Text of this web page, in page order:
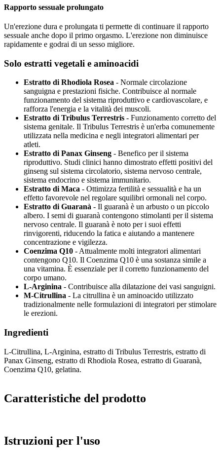
Rapporto sessuale prolungato
Un'erezione dura e prolungata ti permette di continuare il rapporto
sessuale anche dopo il primo orgasmo. L'erezione non diminuisce
rapidamente e godrai di un sesso migliore.
Solo estratti vegetali e aminoacidi
Estratto di Rhodiola Rosea - Normale circolazione
sanguigna e prestazioni fisiche. Contribuisce al normale
funzionamento del sistema riproduttivo e cardiovascolare, e
rafforza l'energia e la vitalità dei muscoli.
Estratto di Tribulus Terrestris - Funzionamento corretto del
sistema genitale. Il Tribulus Terrestris è un'erba comunemente
utilizzata nella medicina e negli integratori alimentari per
atleti.
Estratto di Panax Ginseng - Benefico per il sistema
riproduttivo. Studi clinici hanno dimostrato effetti positivi del
ginseng sul sistema circolatorio, sistema nervoso centrale,
sistema endocrino e sistema immunitario.
Estratto di Maca - Ottimizza fertilità e sessualità e ha un
effetto favorevole nel regolare squilibri ormonali nel corpo.
Estratto di Guaranà - Il guaranà è un arbusto o un piccolo
albero. I semi di guaranà contengono stimolanti per il sistema
nervoso centrale. Il guaranà è noto per i suoi effetti
rinvigorenti, riducendo la fatica e aiutando a mantenere
concentrazione e vigilezza.
Coenzima Q10 - Attualmente molti integratori alimentari
contengono Q10. Il Coenzima Q10 è una sostanza simile a
una vitamina. È essenziale per il corretto funzionamento del
corpo umano.
L-Arginina - Contribuisce alla dilatazione dei vasi sanguigni.
M-Citrullina - La citrullina è un aminoacido utilizzato
tradizionalmente nelle formulazioni di integratori per stimolare
le erezioni.
Ingredienti
L-Citrullina, L-Arginina, estratto di Tribulus Terrestris, estratto di
Panax Ginseng, estratto di Rhodiola Rosea, estratto di Guaranà,
Coenzima Q10, gelatina.
Caratteristiche del prodotto
Istruzioni per l'uso